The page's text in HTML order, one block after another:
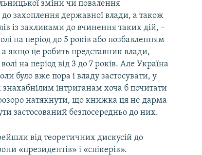
зміни чи повалення
до захоплення державної влади, а також
із закликами до вчинення таких дій, –
на період до 5 років або позбавленням
якщо це робить представник влади,
на період від 3 до 7 років. Але Україна
було вже пора і владу застосувати, у
інтриганам хоча б почитати
натякнути, що книжка ця не дарма
застосований безпосередньо до них.
від теоретичних дискусій до
«президентів» і «спікерів».